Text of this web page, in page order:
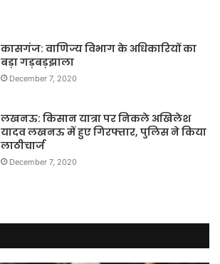
कासगंज: वाणिज्य विभाग के अधिकारियों का
बड़ा गड़बड़झाला
December 7, 2020
लखनऊ: किसान यात्रा पर निकले अखिलेश
यादव लखनऊ में हुए गिरफ्तार, पुलिस ने किया
लाठीचार्ज
December 7, 2020